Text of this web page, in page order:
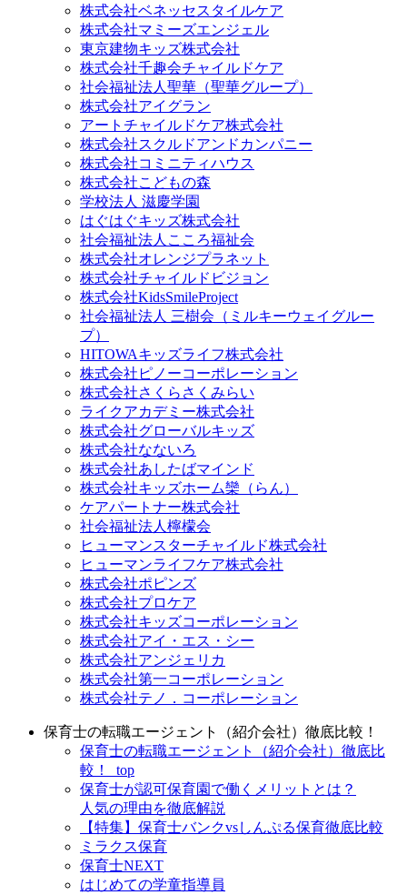
株式会社ベネッセスタイルケア
株式会社マミーズエンジェル
東京建物キッズ株式会社
株式会社千趣会チャイルドケア
社会福祉法人聖華（聖華グループ）
株式会社アイグラン
アートチャイルドケア株式会社
株式会社スクルドアンドカンパニー
株式会社コミニティハウス
株式会社こどもの森
学校法人 滋慶学園
はぐはぐキッズ株式会社
社会福祉法人こころ福祉会
株式会社オレンジプラネット
株式会社チャイルドビジョン
株式会社KidsSmileProject
社会福祉法人 三樹会（ミルキーウェイグルー
プ）
HITOWAキッズライフ株式会社
株式会社ピノーコーポレーション
株式会社さくらさくみらい
ライクアカデミー株式会社
株式会社グローバルキッズ
株式会社なないろ
株式会社あしたばマインド
株式会社キッズホーム欒（らん）
ケアパートナー株式会社
社会福祉法人檸檬会
ヒューマンスターチャイルド株式会社
ヒューマンライフケア株式会社
株式会社ポピンズ
株式会社プロケア
株式会社キッズコーポレーション
株式会社アイ・エス・シー
株式会社アンジェリカ
株式会社第一コーポレーション
株式会社テノ．コーポレーション
保育士の転職エージェント（紹介会社）徹底比較！
保育士の転職エージェント（紹介会社）徹底比
較！_top
保育士が認可保育園で働くメリットとは？
人気の理由を徹底解説
【特集】保育士バンクvsしんぷる保育徹底比較
ミラクス保育
保育⼠NEXT
はじめての学童指導員